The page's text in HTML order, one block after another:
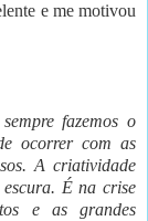
e me motivou
fazemos o
ocorrer com as
A criatividade
É na crise
e as grandes